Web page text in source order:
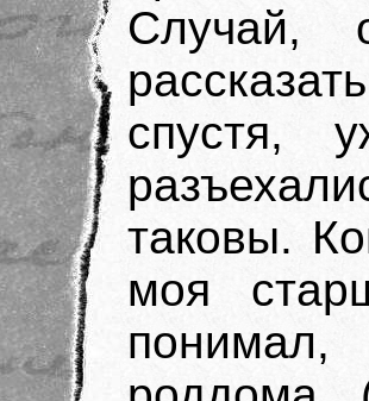
Случай,
спустя,
таковы.
моя